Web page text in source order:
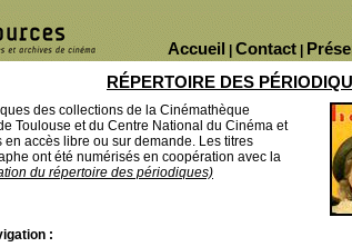
Contact
Accueil
RÉPERTOIRE DES
des collections de la Cinémathèque
Toulouse et du Centre National du Cinéma et
accès libre ou sur demande. Les titres
ont été numérisés en coopération avec la
du répertoire des périodiques)
: